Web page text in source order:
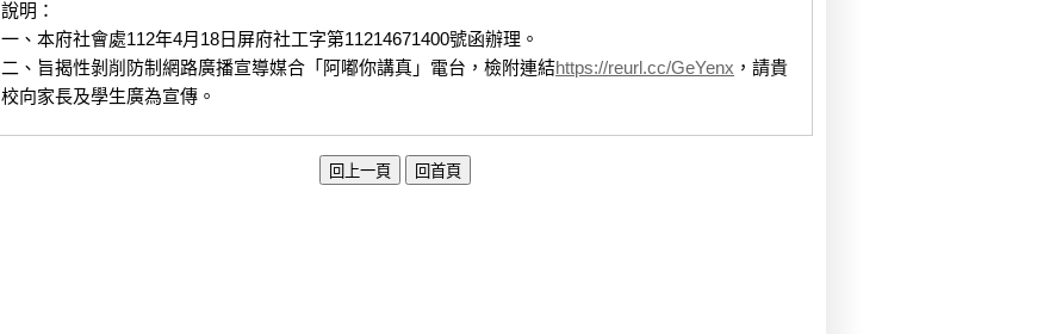
說明：
一、本府社會處112年4月18日屏府社工字第11214671400號函辦理。
二、旨揭性剝削防制網路廣播宣導媒合「阿嘟你講真」電台，檢附連結https://reurl.cc/GeYenx ，請貴
校向家長及學生廣為宣傳。